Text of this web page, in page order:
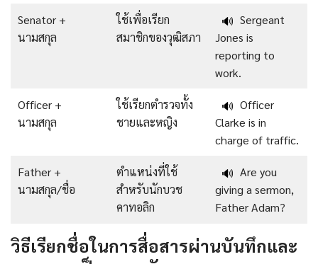
Senator +
นามสกุล
ใช้เพื่อเรียก
สมาชิกของวุฒิสภา
🔊 Sergeant
Jones is
reporting to
work.
Officer +
นามสกุล
ใช้เรียกตำรวจทั้ง
ชายและหญิง
🔊 Officer
Clarke is in
charge of traffic.
Father +
นามสกุล/ชื่อ
ตำแหน่งที่ใช้
สำหรับนักบวช
คาทอลิก
🔊 Are you
giving a sermon,
Father Adam?
วิธีเรียกชื่อในการสื่อสารผ่านบันทึกและ